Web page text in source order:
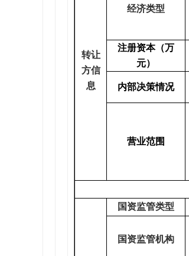
转让
方信
息
经济类型
注册资本（万
元）
内部决策情况
营业范围
国资监管类型
国资监管机构